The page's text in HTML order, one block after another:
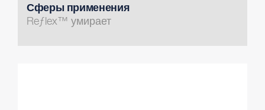
Сферы применения
Reƒlex™ умирает